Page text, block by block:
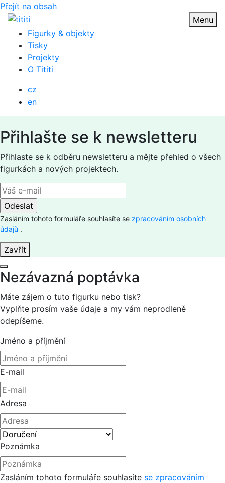
Přejít na obsah
Menu
Figurky & objekty
Tisky
Projekty
O Tititi
cz
en
Přihlašte se k newsletteru
Přihlaste se k odběru newsletteru a mějte přehled o všech
figurkách a nových projektech.
Zasláním tohoto formuláře souhlasíte se zpracováním osobních
údajů .
Zavřít
Nezávazná poptávka
Máte zájem o tuto figurku nebo tisk?
Vyplňte prosím vaše údaje a my vám neprodleně
odepíšeme.
Jméno a příjmění
E-mail
Adresa
Poznámka
Zasláním tohoto formuláře souhlasíte se zpracováním